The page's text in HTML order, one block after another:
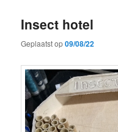
Insect hotel
Geplaatst op09/08/22